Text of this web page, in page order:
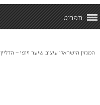
תפריט
המגזין הישראלי עיצוב שיער ויופי ~ הדליין